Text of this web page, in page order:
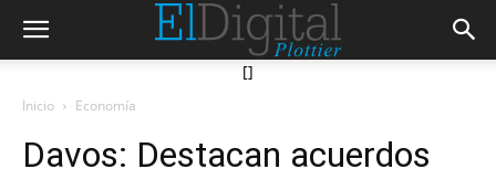
[]
Inicio Economía
Davos: Destacan acuerdos